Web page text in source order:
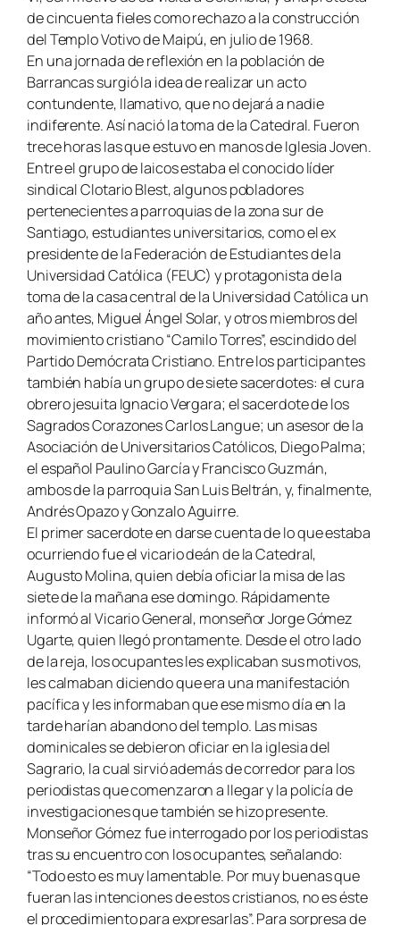
de cincuenta fieles como rechazo a la construcción
del Templo Votivo de Maipú, en julio de 1968.
En una jornada de reflexión en la población de
Barrancas surgió la idea de realizar un acto
contundente, llamativo, que no dejará a nadie
indiferente. Así nació la toma de la Catedral. Fueron
trece horas las que estuvo en manos de Iglesia Joven.
Entre el grupo de laicos estaba el conocido líder
sindical Clotario Blest, algunos pobladores
pertenecientes a parroquias de la zona sur de
Santiago, estudiantes universitarios, como el ex
presidente de la Federación de Estudiantes de la
Universidad Católica (FEUC) y protagonista de la
toma de la casa central de la Universidad Católica un
año antes, Miguel Ángel Solar, y otros miembros del
movimiento cristiano “Camilo Torres”, escindido del
Partido Demócrata Cristiano. Entre los participantes
también había un grupo de siete sacerdotes: el cura
obrero jesuita Ignacio Vergara; el sacerdote de los
Sagrados Corazones Carlos Langue; un asesor de la
Asociación de Universitarios Católicos, Diego Palma;
el español Paulino García y Francisco Guzmán,
ambos de la parroquia San Luis Beltrán, y, finalmente,
Andrés Opazo y Gonzalo Aguirre.
El primer sacerdote en darse cuenta de lo que estaba
ocurriendo fue el vicario deán de la Catedral,
Augusto Molina, quien debía oficiar la misa de las
siete de la mañana ese domingo. Rápidamente
informó al Vicario General, monseñor Jorge Gómez
Ugarte, quien llegó prontamente. Desde el otro lado
de la reja, los ocupantes les explicaban sus motivos,
les calmaban diciendo que era una manifestación
pacífica y les informaban que ese mismo día en la
tarde harían abandono del templo. Las misas
dominicales se debieron oficiar en la iglesia del
Sagrario, la cual sirvió además de corredor para los
periodistas que comenzaron a llegar y la policía de
investigaciones que también se hizo presente.
Monseñor Gómez fue interrogado por los periodistas
tras su encuentro con los ocupantes, señalando:
“Todo esto es muy lamentable. Por muy buenas que
fueran las intenciones de estos cristianos, no es éste
el procedimiento para expresarlas”. Para sorpresa de